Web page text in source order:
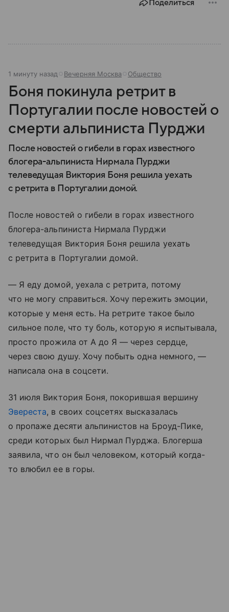
Поделиться
1 минуту назад Вечерняя Москва Общество
Боня покинула ретрит в
Португалии после новостей о
смерти альпиниста Пурджи
После новостей о гибели в горах известного
блогера-альпиниста Нирмала Пурджи
телеведущая Виктория Боня решила уехать
с ретрита в Португалии домой.
После новостей о гибели в горах известного
блогера-альпиниста Нирмала Пурджи
телеведущая Виктория Боня решила уехать
с ретрита в Португалии домой.
— Я еду домой, уехала с ретрита, потому
что не могу справиться. Хочу пережить эмоции,
которые у меня есть. На ретрите такое было
сильное поле, что ту боль, которую я испытывала,
просто прожила от А до Я — через сердце,
через свою душу. Хочу побыть одна немного, —
написала она в соцсети.
31 июля Виктория Боня, покорившая вершину
Эвереста, в своих соцсетях высказалась
о пропаже десяти альпинистов на Броуд-Пике,
среди которых был Нирмал Пурджа. Блогерша
заявила, что он был человеком, который когда-
то влюбил ее в горы.